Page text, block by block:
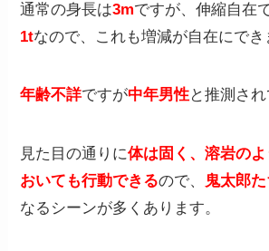
通常の身長は3mですが、伸縮自在
1tなので、これも増減が自在にでき
年齢不詳ですが中年男性と推測され
見た目の通りに体は固く、溶岩の
おいても行動できるので、 鬼太郎
なるシーンが多くあります。